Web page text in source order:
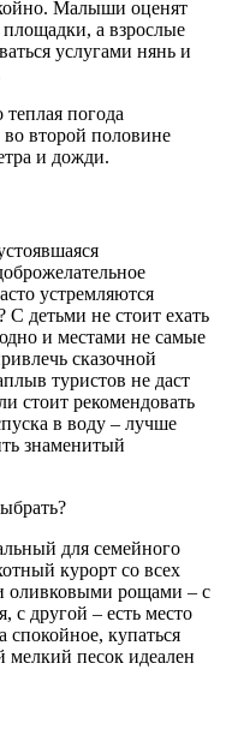
Малыши оценят
а взрослые
услугами нянь и
погода
во второй половине
и дожди.
устремляются
детьми не стоит ехать
и местами не самые
сказочной
туристов не даст
стоит рекомендовать
в воду – лучше
знаменитый
для семейного
курорт со всех
оливковыми рощами – с
с другой – есть место
спокойное, купаться
мелкий песок идеален